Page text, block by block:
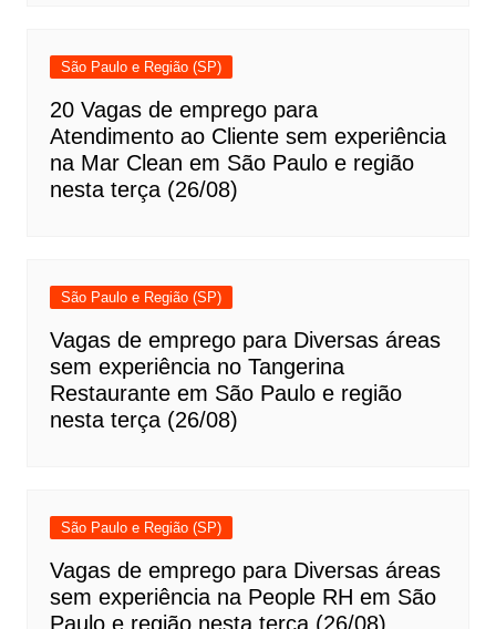
São Paulo e Região (SP)
20 Vagas de emprego para
Atendimento ao Cliente sem experiência
na Mar Clean em São Paulo e região
nesta terça (26/08)
São Paulo e Região (SP)
Vagas de emprego para Diversas áreas
sem experiência no Tangerina
Restaurante em São Paulo e região
nesta terça (26/08)
São Paulo e Região (SP)
Vagas de emprego para Diversas áreas
sem experiência na People RH em São
Paulo e região nesta terça (26/08)